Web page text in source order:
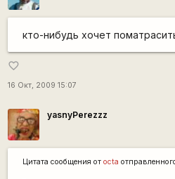
кто-нибудь хочет
favorite_border
16 Окт, 2009 15:07
yasnyPerezzz
Цитата сообщения от octa